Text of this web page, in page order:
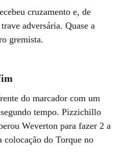
cruzamento e, de
adversária. Quase a
gremista.
do marcador com um
tempo. Pizzichillo
Weverton para fazer 2 a
colocação do Torque no